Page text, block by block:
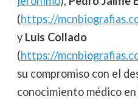
(https://
y Luis Collado
(https://
su compromiso con el
conocimiento médico